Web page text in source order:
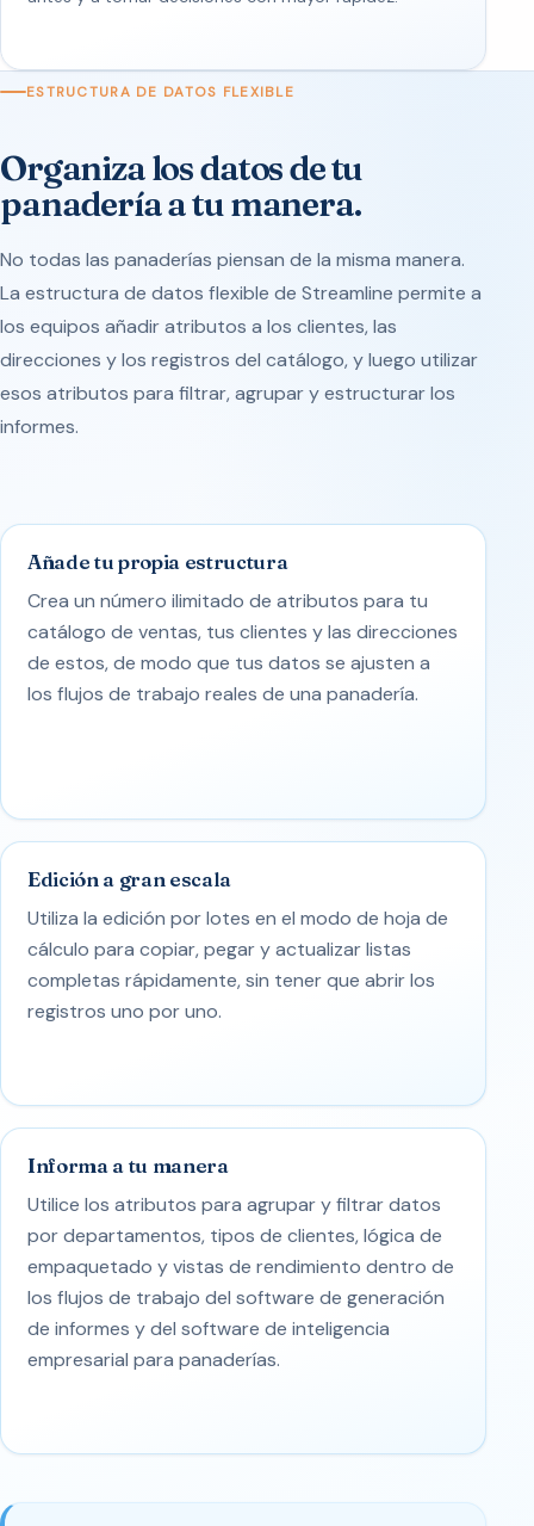
ESTRUCTURA DE DATOS FLEXIBLE
Organiza los datos de tu
panadería a tu manera.
No todas las panaderías piensan de la misma manera.
La estructura de datos flexible de Streamline permite a
los equipos añadir atributos a los clientes, las
direcciones y los registros del catálogo, y luego utilizar
esos atributos para filtrar, agrupar y estructurar los
informes.
Añade tu propia estructura
Crea un número ilimitado de atributos para tu
catálogo de ventas, tus clientes y las direcciones
de estos, de modo que tus datos se ajusten a
los flujos de trabajo reales de una panadería.
Edición a gran escala
Utiliza la edición por lotes en el modo de hoja de
cálculo para copiar, pegar y actualizar listas
completas rápidamente, sin tener que abrir los
registros uno por uno.
Informa a tu manera
Utilice los atributos para agrupar y filtrar datos
por departamentos, tipos de clientes, lógica de
empaquetado y vistas de rendimiento dentro de
los flujos de trabajo del software de generación
de informes y del software de inteligencia
empresarial para panaderías.